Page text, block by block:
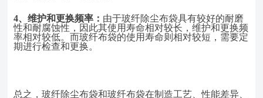
4、维护和更换频率： 由于玻纤除尘布袋具有较好的耐磨
性和耐腐蚀性，因此其使用寿命相对较长，维护和更换频
率相对较低。而玻纤布袋的使用寿命则相对较短，需要定
期进行检查和更换。
总之，玻纤除尘布袋和玻纤布袋在制造工艺、性能差异、